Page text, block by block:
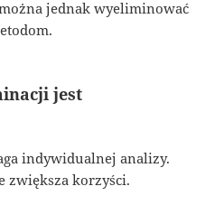
jednak wyeliminować
jest
indywidualnej analizy.
zwiększa korzyści.